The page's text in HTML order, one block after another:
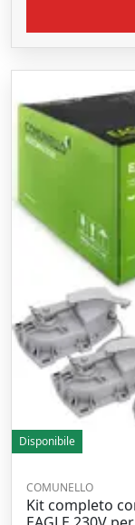
Disponibile
COMUNELLO
Kit completo